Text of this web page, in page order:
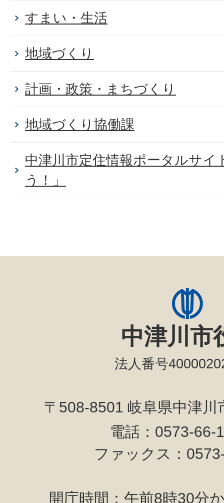
すまい・生活
地域づくり
計画・政策・まちづくり
地域づくり協働課
中津川市定住情報ポータルサイ
う！」
中津川市
法人番号
〒508-8501 岐阜県中津
電話：0573-
ファックス：
開庁時間：午前8時30分